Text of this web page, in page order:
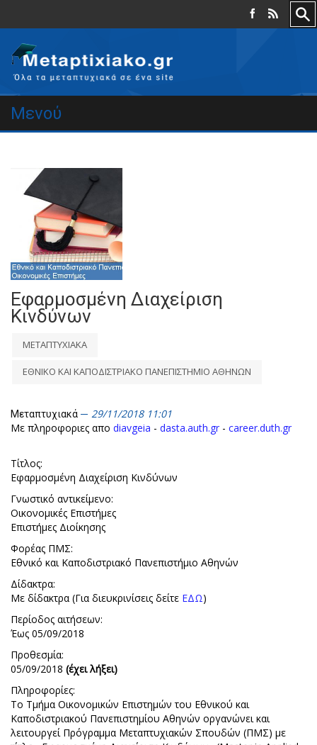
Μενού
Εφαρμοσμένη Διαχείριση
Κινδύνων
ΜΕΤΑΠΤΥΧΙΑΚΑ
ΕΘΝΙΚΟ ΚΑΙ ΚΑΠΟΔΙΣΤΡΙΑΚΟ ΠΑΝΕΠΙΣΤΗΜΙΟ ΑΘΗΝΩΝ
Μεταπτυχιακά
29/11/2018 11:01
Με πληροφοριες απο diavgeia - dasta.auth.gr - career.duth.gr
Τίτλος:
Εφαρμοσμένη Διαχείριση Κινδύνων
Γνωστικό αντικείμενο:
Οικονομικές Επιστήμες
Επιστήμες Διοίκησης
Φορέας ΠΜΣ:
Εθνικό και Καποδιστριακό Πανεπιστήμιο Αθηνών
Δίδακτρα:
Με δίδακτρα (Για διευκρινίσεις δείτε ΕΔΩ)
Περίοδος αιτήσεων:
Έως 05/09/2018
Προθεσμία:
05/09/2018 (έχει λήξει)
Πληροφορίες:
Το Τμήμα Οικονομικών Επιστημών του Εθνικού και
Καποδιστριακού Πανεπιστημίου Αθηνών οργανώνει και
λειτουργεί Πρόγραμμα Μεταπτυχιακών Σπουδών (ΠΜΣ) με